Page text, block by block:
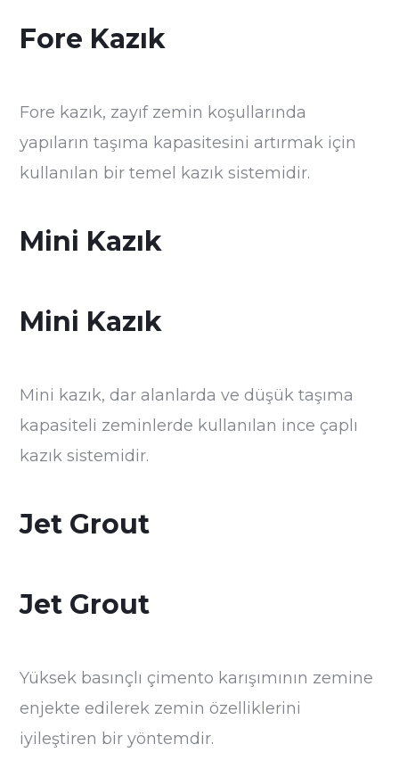
Fore Kazık
Fore kazık, zayıf zemin koşullarında
yapıların taşıma kapasitesini artırmak için
kullanılan bir temel kazık sistemidir.
Mini Kazık
Mini Kazık
Mini kazık, dar alanlarda ve düşük taşıma
kapasiteli zeminlerde kullanılan ince çaplı
kazık sistemidir.
Jet Grout
Jet Grout
Yüksek basınçlı çimento karışımının zemine
enjekte edilerek zemin özelliklerini
iyileştiren bir yöntemdir.